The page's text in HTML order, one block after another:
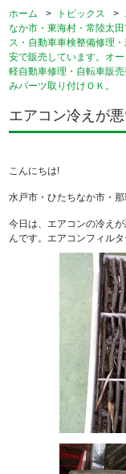
ホーム > トピックス >
なか市・東海村・常陸太
ス・自動車車検整備修理
安で販売しています。オ
軽自動車修理・自転車販
みパーツ取り付けＯＫ。
エアコン冷えが悪
こんにちは!
水戸市・ひたちなか市・
今日は、エアコンの冷え
んです。エアコンフィル